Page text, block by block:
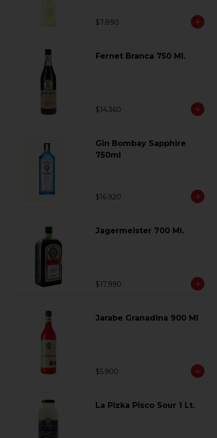
$7.890
Fernet Branca 750 Ml.
$14.360
Gin Bombay Sapphire
750ml
$16.920
Jagermeister 700 Ml.
$17.990
Jarabe Granadina 900 Ml
$5.900
La Pizka Pisco Sour 1 Lt.